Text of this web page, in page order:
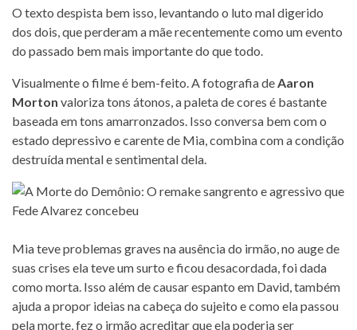
O texto despista bem isso, levantando o luto mal digerido
dos dois, que perderam a mãe recentemente como um evento
do passado bem mais importante do que todo.
Visualmente o filme é bem-feito. A fotografia deAaron
Morton valoriza tons átonos, a paleta de cores é bastante
baseada em tons amarronzados. Isso conversa bem com o
estado depressivo e carente de Mia, combina com a condição
destruída mental e sentimental dela.
Mia teve problemas graves na ausência do irmão, no auge de
suas crises ela teve um surto e ficou desacordada, foi dada
como morta. Isso além de causar espanto em David, também
ajuda a propor ideias na cabeça do sujeito e como ela passou
pela morte, fez o irmão acreditar que ela poderia ser